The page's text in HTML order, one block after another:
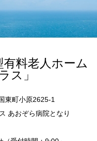
料老人ホーム
ス」
東町小原2625-1
あおぞら病院となり